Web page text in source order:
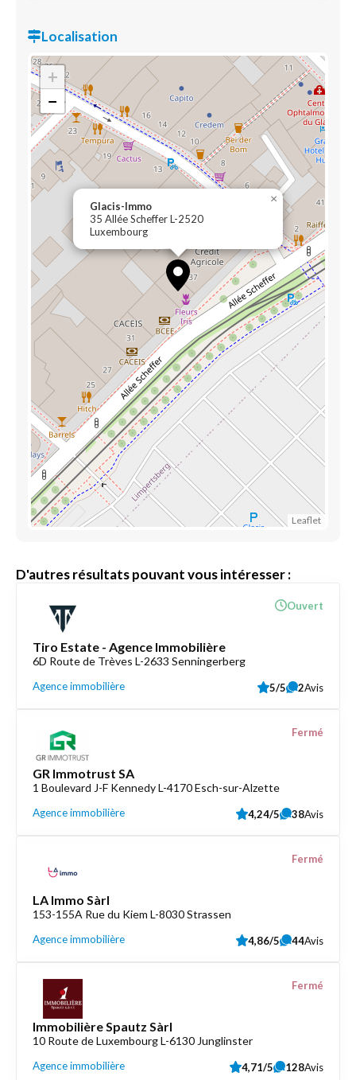
Localisation
Glacis-Immo
35 Allée Scheffer L-2520
Luxembourg
×
+
−
Leaflet
D'autres résultats pouvant vous intéresser :
Tiro Estate - Agence Immobilière
6D Route de Trèves L-2633 Senningerberg
Agence immobilière
Ouvert
5/5 2Avis
GR Immotrust SA
1 Boulevard J-F Kennedy L-4170 Esch-sur-Alzette
Agence immobilière
Fermé
4,24/5 38Avis
LA Immo Sàrl
153-155A Rue du Kiem L-8030 Strassen
Agence immobilière
Fermé
4,86/5 44Avis
Immobilière Spautz Sàrl
10 Route de Luxembourg L-6130 Junglinster
Agence immobilière
Fermé
4,71/5 128Avis